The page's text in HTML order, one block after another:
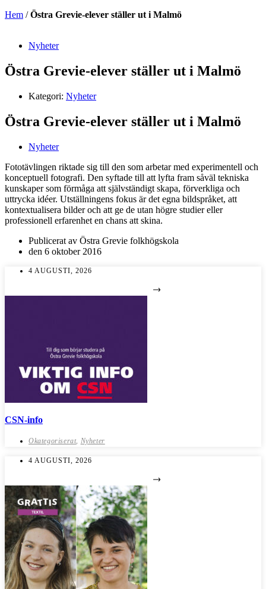
Hem /Östra Grevie-elever ställer ut i Malmö
Nyheter
Östra Grevie-elever ställer ut i Malmö
Kategori: Nyheter
Östra Grevie-elever ställer ut i Malmö
Nyheter
Fototävlingen riktade sig till den som arbetar med experimentell och
konceptuell fotografi. Den syftade till att lyfta fram såväl tekniska
kunskaper som förmåga att självständigt skapa, förverkliga och
uttrycka idéer. Utställningens fokus är det egna bildspråket, att
kontextualisera bilder och att ge de utan högre studier eller
professionell erfarenhet en chans att skina.
Publicerat av Östra Grevie folkhögskola
den 6 oktober 2016
4 AUGUSTI, 2026
CSN-info
Okategoriserat, Nyheter
4 AUGUSTI, 2026